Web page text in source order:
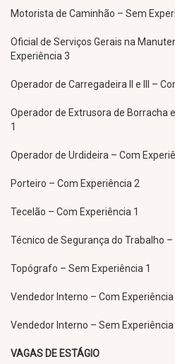
Motorista de Caminhão – Sem
Oficial de Serviços Gerais na
Experiência 3
Operador de Carregadeira II e III –
Operador de Extrusora de Borracha
1
Operador de Urdideira – Com
Porteiro – Com Experiência 2
Tecelão – Com Experiência 1
Técnico de Segurança do Trabalho –
Topógrafo – Sem Experiência 1
Vendedor Interno – Com Experiência
Vendedor Interno – Sem Experiência
VAGAS DE ESTÁGIO